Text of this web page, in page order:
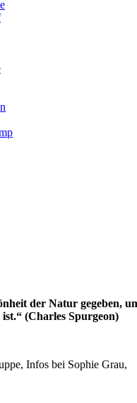
der Natur gegeben,
(Charles Spurgeon)
Infos bei Sophie Grau,